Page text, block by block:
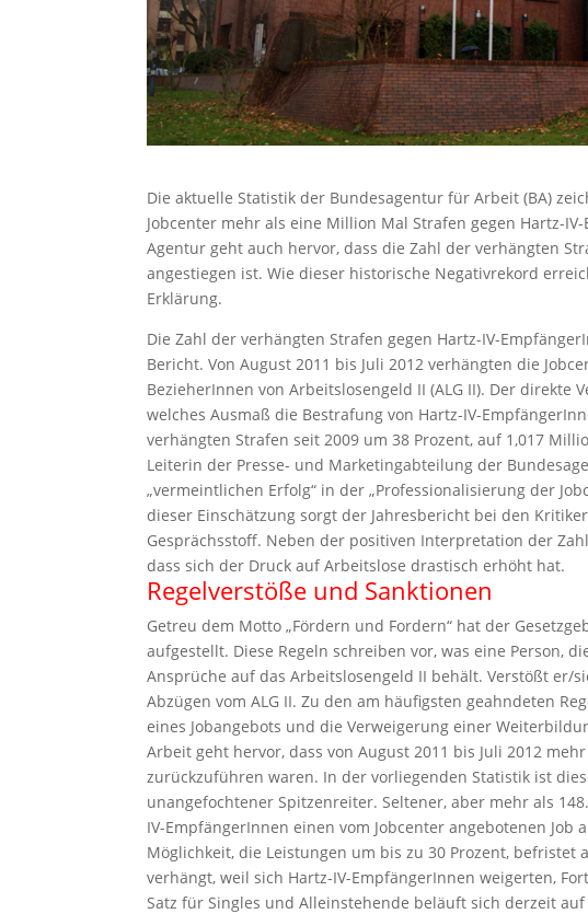
Die aktuelle Statistik der Bundesagentur für Arbeit (BA)
Jobcenter mehr als eine Million Mal Strafen gegen Hartz-
Agentur geht auch hervor, dass die Zahl der verhängten
angestiegen ist. Wie dieser historische Negativrekord
Erklärung.
Die Zahl der verhängten Strafen gegen Hartz-IV-
Bericht. Von August 2011 bis Juli 2012 verhängten die
BezieherInnen von Arbeitslosengeld II (ALG II). Der
welches Ausmaß die Bestrafung von Hartz-IV-
verhängten Strafen seit 2009 um 38 Prozent, auf 1,017
Leiterin der Presse- und Marketingabteilung der
„vermeintlichen Erfolg“ in der „Professionalisierung der
dieser Einschätzung sorgt der Jahresbericht bei den
Gesprächsstoff. Neben der positiven Interpretation der
dass sich der Druck auf Arbeitslose drastisch erhöht hat.
Regelverstöße und Sanktionen
Getreu dem Motto „Fördern und Fordern“ hat der
aufgestellt. Diese Regeln schreiben vor, was eine Person,
Ansprüche auf das Arbeitslosengeld II behält. Verstößt er/
Abzügen vom ALG II. Zu den am häufigsten geahndeten
eines Jobangebots und die Verweigerung einer
Arbeit geht hervor, dass von August 2011 bis Juli 2012
zurückzuführen waren. In der vorliegenden Statistik ist
unangefochtener Spitzenreiter. Seltener, aber mehr als
IV-EmpfängerInnen einen vom Jobcenter angebotenen
Möglichkeit, die Leistungen um bis zu 30 Prozent,
verhängt, weil sich Hartz-IV-EmpfängerInnen weigerten,
Satz für Singles und Alleinstehende beläuft sich derzeit